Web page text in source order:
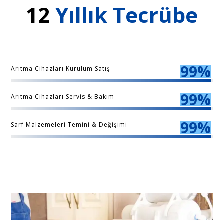
12 Yıllık Tecrübe
99%
Arıtma Cihazları Kurulum Satış
99%
Arıtma Cihazları Servis & Bakım
99%
Sarf Malzemeleri Temini & Değişimi